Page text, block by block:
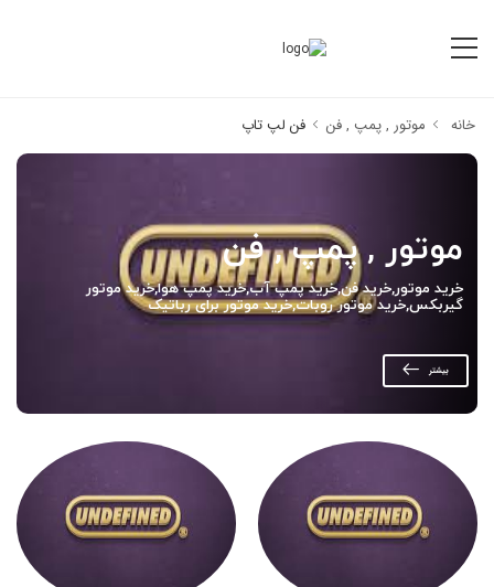
خانه موتور , پمپ , فن فن لپ تاپ
موتور , پمپ , فن
خرید موتور,خرید فن,خرید پمپ آب,خرید پمپ هوا,خرید موتور
گیربکس,خرید موتور روبات,خرید موتور برای رباتیک
بیشتر